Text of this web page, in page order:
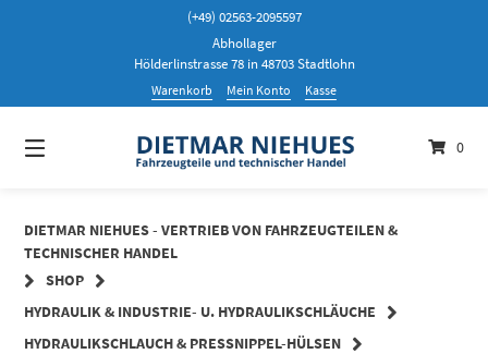
(+49) 02563-2095597
Abhollager
Hölderlinstrasse 78 in 48703 Stadtlohn
Warenkorb Mein Konto Kasse
0
DIETMAR NIEHUES - VERTRIEB VON FAHRZEUGTEILEN &
TECHNISCHER HANDEL
SHOP
HYDRAULIK & INDUSTRIE- U. HYDRAULIKSCHLÄUCHE
HYDRAULIKSCHLAUCH & PRESSNIPPEL-HÜLSEN